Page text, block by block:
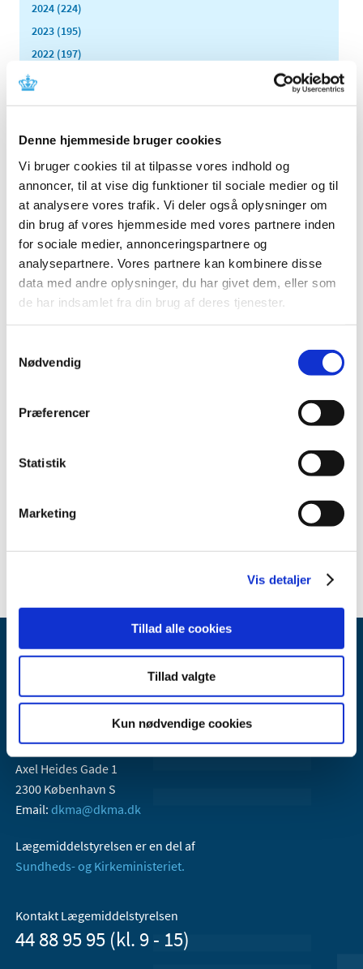
Denne hjemmeside bruger cookies
Vi bruger cookies til at tilpasse vores indhold og
annoncer, til at vise dig funktioner til sociale medier og til
at analysere vores trafik. Vi deler også oplysninger om
din brug af vores hjemmeside med vores partnere inden
for sociale medier, annonceringspartnere og
analysepartnere. Vores partnere kan kombinere disse
data med andre oplysninger, du har givet dem, eller som
de har indsamlet fra din brug af deres tjenester.
Nødvendig
Præferencer
Statistik
Marketing
Vis detaljer
Tillad alle cookies
Tillad valgte
Kun nødvendige cookies
2024 (224)
2023 (195)
2022 (197)
2021 (516)
2018 (150)
2017 (167)
2016 (167)
2015 (33)
2014 (44)
2013 (49)
2012 (44)
2011 (13)
2010 (7)
juni (1)
april (2)
2009 (14)
2006 (9)
Lægemiddelstyrelsen
Axel Heides Gade 1
2300 København S
Email: dkma@dkma.dk
Lægemiddelstyrelsen er en del af
Sundheds- og Kirkeministeriet.
Kontakt Lægemiddelstyrelsen
44 88 95 95 (kl. 9 - 15)